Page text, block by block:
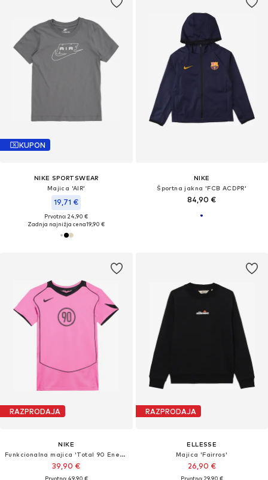
KUPON
NIKE SPORTSWEAR
Majica 'AIR'
19,71 €
Prvotno: 24,90 €
Zadnja najnižja cena19,90 €
NIKE
Športna jakna 'FCB ACDPR'
84,90 €
RAZPRODAJA
NIKE
Funkcionalna majica 'Total 90 Energy'
39,90 €
RAZPRODAJA
ELLESSE
Majica 'Fairros'
26,90 €